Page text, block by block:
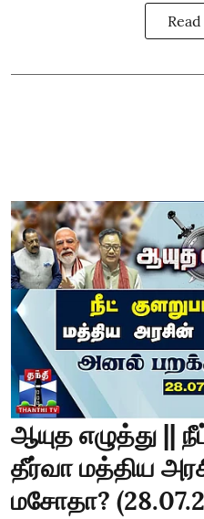
ஆயுத எழுத்து ||
தீர்வா மத்திய
மசோதா?